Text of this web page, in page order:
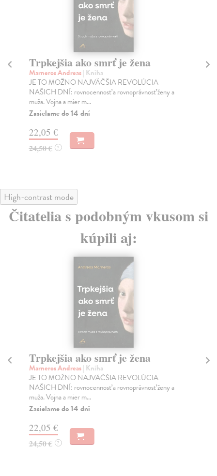
Trpkejšia ako smrť je žena
Marneros Andreas| Kniha
JE TO MOŽNO NAJVÄČŠIA REVOLÚCIA
NAŠICH DNÍ: rovnocennosť a rovnoprávnosť ženy a
muža. Vojna a mier m...
Zasielame do 14 dní
22,05 €
24,50 € ?
High-contrast mode
Čitatelia s podobným vkusom si
kúpili aj:
Trpkejšia ako smrť je žena
Marneros Andreas| Kniha
JE TO MOŽNO NAJVÄČŠIA REVOLÚCIA
NAŠICH DNÍ: rovnocennosť a rovnoprávnosť ženy a
muža. Vojna a mier m...
Zasielame do 14 dní
22,05 €
24,50 € ?